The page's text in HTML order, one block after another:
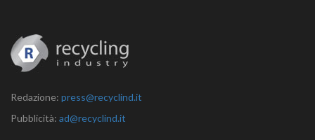
Redazione: press@recyclind.it
Pubblicità: ad@recyclind.it